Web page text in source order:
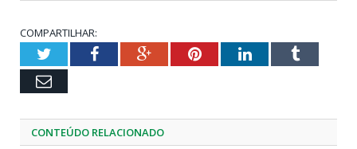
COMPARTILHAR:
TwitterFacebookGoogle+PinterestLinkedInTumblr
Email
CONTEÚDO RELACIONADO